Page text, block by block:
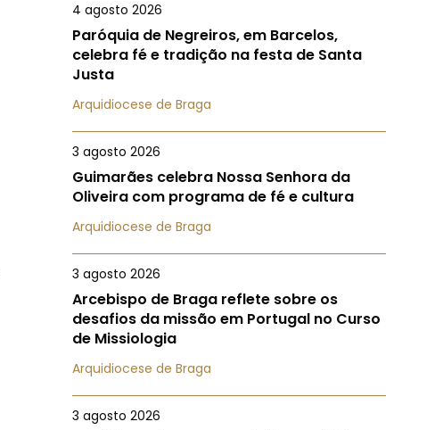
4 agosto 2026
Paróquia de Negreiros, em Barcelos,
celebra fé e tradição na festa de Santa
Justa
Arquidiocese de Braga
3 agosto 2026
Guimarães celebra Nossa Senhora da
Oliveira com programa de fé e cultura
Arquidiocese de Braga
3 agosto 2026
Arcebispo de Braga reflete sobre os
desafios da missão em Portugal no Curso
de Missiologia
Arquidiocese de Braga
3 agosto 2026